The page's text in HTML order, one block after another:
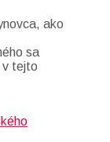
ako
sa
v tejto